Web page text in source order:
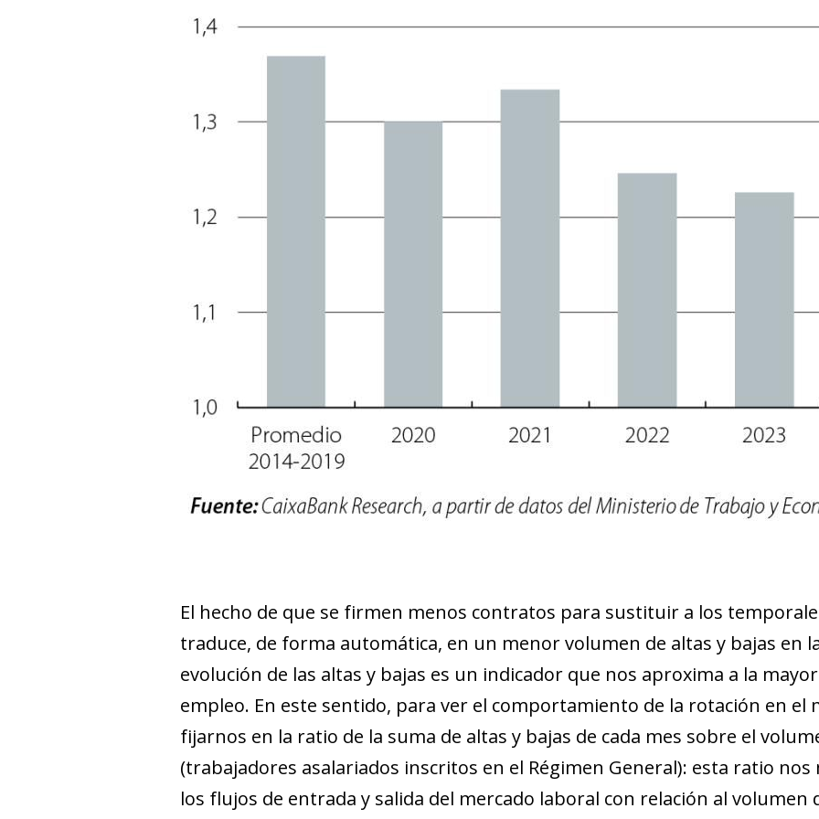
El hecho de que se firmen menos contratos para sustituir a los
traduce, de forma automática, en un menor volumen de altas y bajas en
evolución de las altas y bajas es un indicador que nos aproxima a la
empleo. En este sentido, para ver el comportamiento de la rotación en el
fijarnos en la ratio de la suma de altas y bajas de cada mes sobre el
(trabajadores asalariados inscritos en el Régimen General): esta ratio
los flujos de entrada y salida del mercado laboral con relación al volumen